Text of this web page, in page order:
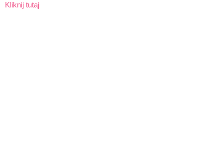
Kliknij tutaj